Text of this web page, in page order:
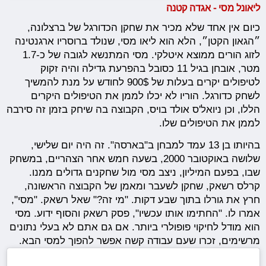
ליאונל מסי - אגדה קטנה
‎כיום אין אחד שלא מכיר את שחקן הכדורגל של ברצלונה,
״הגאון הקטן״, הלא הוא ליאו מסי, שנולד ברוסריו ארגנטינה
לזוג הורים ממוצא איטלקי. מסי המתנשא לגובה של כ-1.7
מטר, אובחן בגיל 11 כסובל בהפרעת גדילה והיה זקוק
לטיפולים יקרים בעלות של 900$ לחודש על מנת להמשיך
לשחק כדורגל. הוריו לא יכלו לממן את הטיפולים היקרים
הללו, וכן ניואל'ס אולד בויס, הקבוצה בה שיחק בזמן זה סירבה
לממן את הטיפולים שלו.
בהיותו בן 13 עמד למבחן ב"בארסה". זה היה יום שלישי,
שלושה באוקטובר 2000, בשעה חמש אחר הצהריים, במשחק
שבו, בפעם המיליון, ניצב מסי מול שחקנים גדולים ממנו.
קרלס רשאק, שחקן לשעבר ומאמן של הקבוצה הראשונה,
חרץ את גורלו בתוך שבע דקות. "מי זה?" שאל רשאק. "מסי",
אמרו לו. "החתימו אותו עכשיו", פסק רשאק והסוף ידוע. מסי
הוא מודל לחיקוי פופולרי ביותר. אם גם אתם לא בעלי נתונים
מרשימים, זכרו שעם עבודה קשה אפשר להפוך למסי הבא.